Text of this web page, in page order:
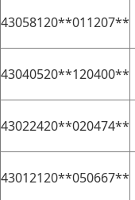
43058120**011207**
43040520**120400**
43022420**020474**
43012120**050667**